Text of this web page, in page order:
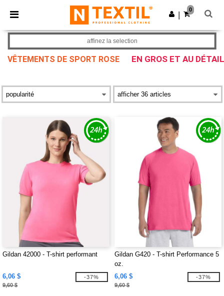
× Appli Ntextil
Meilleurs prix sur l’app !
Obtenir l'appli
0
VÊTEMENTS DE SPORT ROSE EN GROS ET AU DÉTAIL
affinez la selection
Gildan 42000 - T-shirt performant
6,06 $
9,60 $
-37%
Gildan G420 - T-shirt Performance 5
oz.
6,06 $
9,60 $
-37%